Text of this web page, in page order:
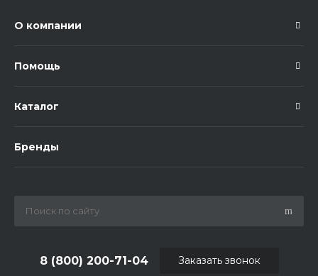
О компании
Помощь
Каталог
Бренды
8 (800) 200-71-04 Заказать звонок